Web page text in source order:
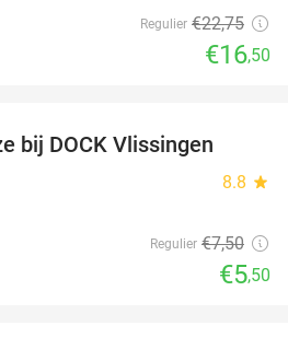
Regulier €22,75
€16,50
bij DOCK Vlissingen
8.8 star
Regulier €7,50
€5,50